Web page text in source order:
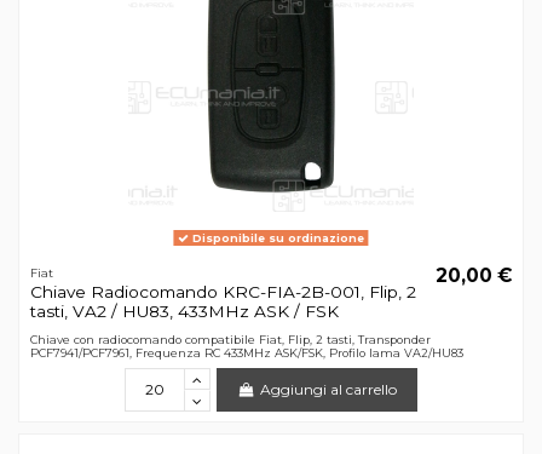
Disponibile su ordinazione
Fiat
Chiave Radiocomando KRC-FIA-2B-001, Flip, 2
tasti, VA2 / HU83, 433MHz ASK / FSK
20,00 €
Chiave con radiocomando compatibile Fiat, Flip, 2 tasti, Transponder
PCF7941/PCF7961, Frequenza RC 433MHz ASK/FSK, Profilo lama VA2/HU83
Aggiungi al carrello